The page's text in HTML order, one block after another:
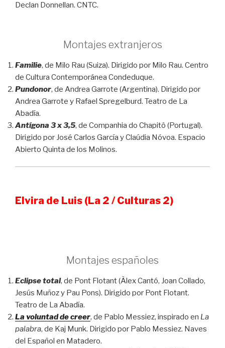
Declan Donnellan. CNTC.
Montajes extranjeros
Familie, de Milo Rau (Suiza). Dirigido por Milo Rau. Centro
de Cultura Contemporánea Condeduque.
Pundonor, de Andrea Garrote (Argentina). Dirigido por
Andrea Garrote y Rafael Spregelburd. Teatro de La
Abadía.
Antígona 3 x 3,5, de Companhia do Chapitô (Portugal).
Dirigido por José Carlos García y Claúdia Nóvoa. Espacio
Abierto Quinta de los Molinos.
Elvira de Luis (La 2 / Culturas 2)
Montajes españoles
Eclipse total, de Pont Flotant (Àlex Cantó, Joan Collado,
Jesús Muñoz y Pau Pons). Dirigido por Pont Flotant.
Teatro de La Abadía.
La voluntad de creer, de Pablo Messiez, inspirado en La
palabra, de Kaj Munk. Dirigido por Pablo Messiez. Naves
del Español en Matadero.